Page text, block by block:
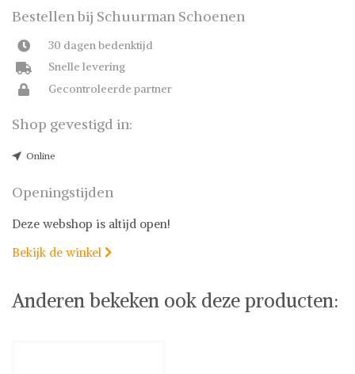
Bestellen bij Schuurman Schoenen
30 dagen bedenktijd
Snelle levering
Gecontroleerde partner
Shop gevestigd in:
Online
Openingstijden
Deze webshop is altijd open!
Bekijk de winkel 
Anderen bekeken ook deze producten: